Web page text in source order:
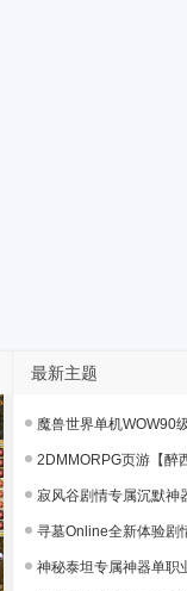
最新主题
魔兽世界单机WOW90
2DMMORPG页游【醉
寂风谷剧情专属沉默神
寻墓Online全新体验剧
神秘泰坦专属神器单职